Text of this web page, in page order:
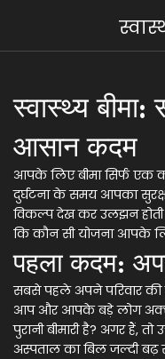
स्वास्थ्य
आसान कदम
आपके लिए बीमा सिर्फ एक
दुर्घटना के समय आपका
विकल्प देख कर उलझन
कि कौन सी योजना आपके
पहला कदम:
सबसे पहले अपने परिवार
आप और आपके बड़े लोग
पुरानी बीमारी है? अगर हैं,
अस्पताल का बिल जल्दी बढ़